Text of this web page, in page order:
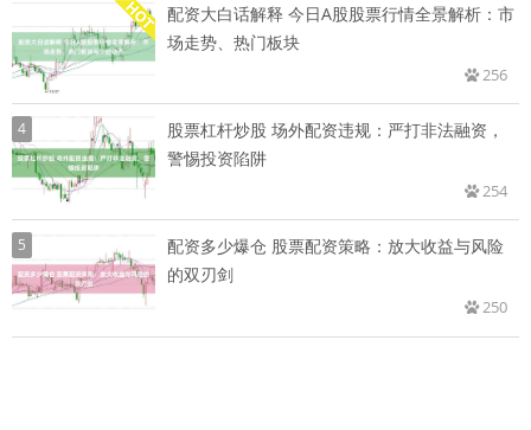
配资大白话解释 今日A股股票行情全景解析：市
场走势、热门板块
256
4
股票杠杆炒股 场外配资违规：严打非法融资，
警惕投资陷阱
254
5
配资多少爆仓 股票配资策略：放大收益与风险
的双刃剑
250